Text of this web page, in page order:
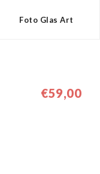
Foto Glas Art
€59,00